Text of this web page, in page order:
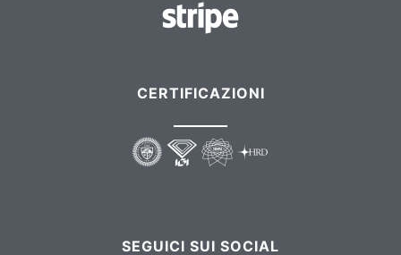
CERTIFICAZIONI
SEGUICI SUI SOCIAL